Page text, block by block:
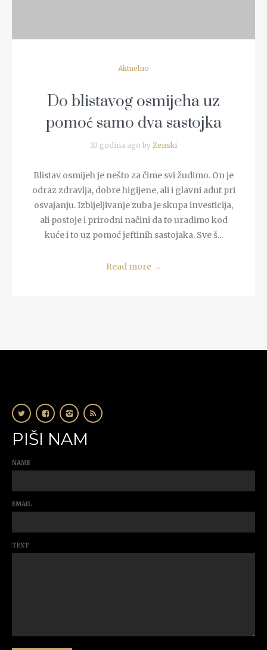
Aktuelno
Do blistavog osmijeha uz
pomoć samo dva sastojka
10 godina ago by Zenski
Blistav osmijeh je nešto za čime svi žudimo. On je
odraz zdravlja, dobre higijene, ali i glavni adut pri
osvajanju. Izbijeljivanje zuba je skupa investicija,
ali postoje i prirodni načini da to uradimo kod
kuće i to uz pomoć jeftinih sastojaka. Sve š...
Read more →
PIŠI NAM
NAME
EMAIL
TEXT